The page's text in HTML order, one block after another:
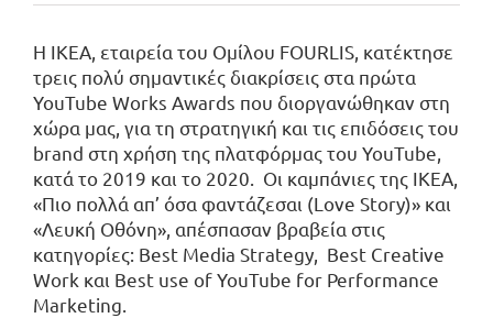
H ΙΚΕΑ, εταιρεία του Ομίλου FOURLIS, κατέκτησε
τρεις πολύ σημαντικές διακρίσεις στα πρώτα
YouTube Works Awards που διοργανώθηκαν στη
χώρα μας, για τη στρατηγική και τις επιδόσεις του
brand στη χρήση της πλατφόρμας του YouTube,
κατά το 2019 και το 2020. Οι καμπάνιες της ΙΚΕΑ,
«Πιο πολλά απ’ όσα φαντάζεσαι (Love Story)» και
«Λευκή Οθόνη», απέσπασαν βραβεία στις
κατηγορίες: Best Media Strategy, Best Creative
Work και Best use of YouTube for Performance
Marketing.